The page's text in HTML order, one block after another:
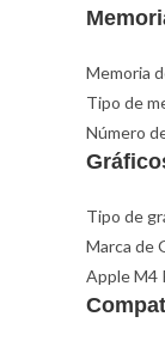
Memoria
Tipo de
Número
Tipo de
Marca de
Apple M4